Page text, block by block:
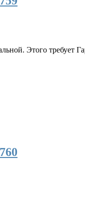
Этого требует